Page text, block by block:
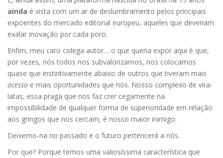
ainda é vista com um ar de deslumbramento pelos principais
expoentes do mercado editorial europeu, aqueles que deveriam
exalar inovação por cada poro.
Enfim, meu caro colega autor… o que queria expor aqui é que,
por vezes, nós todos nos subvalorizamos, nos colocamos
quase que instintivamente abaixo de outros que tiveram mais
acesso e mais oportunidades que nós. Nosso complexo de vira-
latas, essa praga que nos faz crer cegamente na
impossibilidade de qualquer forma de superioridade em relação
aos gringos que nos cercam, é nosso maior inimigo.
Deixemo-na no passado e o futuro pertencerá a nós.
Por que? Porque temos uma valiosíssima característica que